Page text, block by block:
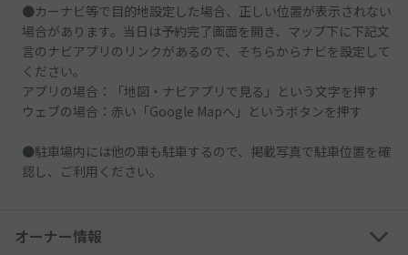
●カーナビ等で目的地設定した場合、正しい位置が表示されない
場合があります。当日は予約完了画面を開き、マップ下に下記文
言のナビアプリのリンクがあるので、そちらからナビを設定して
ください。
アプリの場合：「地図・ナビアプリで見る」という文字を押す
ウェブの場合：赤い「Google Mapへ」というボタンを押す
●駐車場内には他の車も駐車するので、掲載写真で駐車位置を確
認し、ご利用ください。
オーナー情報